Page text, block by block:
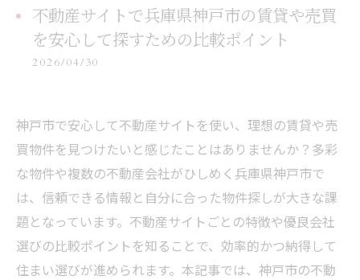
不動産サイトで兵庫県神戸市の賃貸や売買
を安心して探すための比較ポイント
2026/04/30
神戸市で安心して不動産サイトを使い、理想の賃貸や売
買物件を見つけたいと感じたことはありませんか？多彩
な物件や複数の不動産会社がひしめく兵庫県神戸市で
は、信頼できる情報と自分に合った物件探しが大きな課
題となっています。不動産サイトごとの特徴や優良会社
選びの比較ポイントを知ることで、効率的かつ納得して
住まい選びが進められます。本記事では、神戸市の不動